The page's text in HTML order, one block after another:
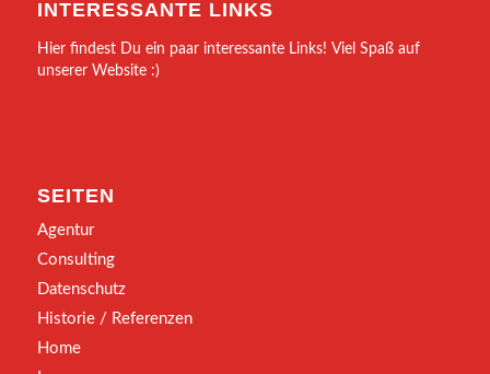
INTERESSANTE LINKS
Hier findest Du ein paar interessante Links! Viel Spaß auf
unserer Website :)
SEITEN
Agentur
Consulting
Datenschutz
Historie / Referenzen
Home